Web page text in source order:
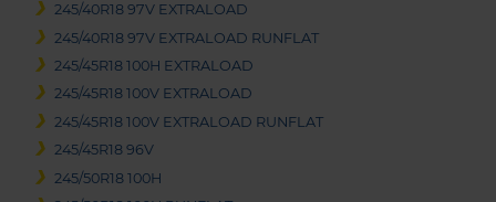
245/40R18 97V EXTRALOAD
245/40R18 97V EXTRALOAD RUNFLAT
245/45R18 100H EXTRALOAD
245/45R18 100V EXTRALOAD
245/45R18 100V EXTRALOAD RUNFLAT
245/45R18 96V
245/50R18 100H